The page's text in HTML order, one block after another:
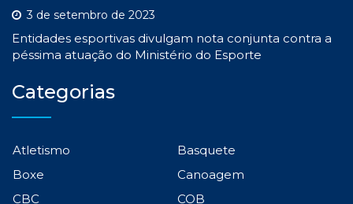
3 de setembro de 2023
Entidades esportivas divulgam nota conjunta contra a
péssima atuação do Ministério do Esporte
Categorias
Atletismo
Basquete
Boxe
Canoagem
CBC
COB